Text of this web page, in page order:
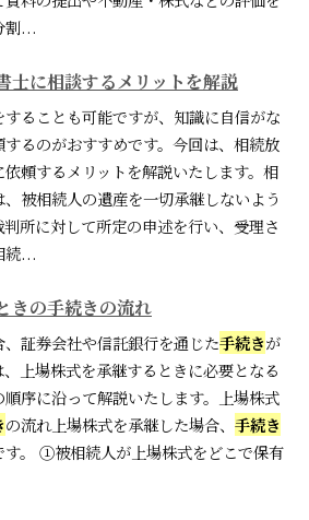
割...
士に相談するメリットを解説
することも可能ですが、知識に自信がな
するのがおすすめです。今回は、相続放
依頼するメリットを解説いたします。相
被相続人の遺産を一切承継しないよう
所に対して所定の申述を行い、受理さ
続...
きの手続きの流れ
、証券会社や信託銀行を通じた手続きが
上場株式を承継するときに必要となる
序に沿って解説いたします。上場株式
の流れ上場株式を承継した場合、 手続き
す。 ①被相続人が上場株式をどこで保有